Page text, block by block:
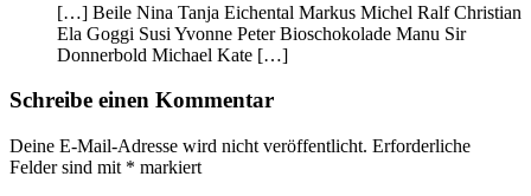
[…] Beile Nina Tanja Eichental Markus Michel Ralf Christian
Ela Goggi Susi Yvonne Peter Bioschokolade Manu Sir
Donnerbold Michael Kate […]
Schreibe einen Kommentar
Deine E-Mail-Adresse wird nicht veröffentlicht. Erforderliche
Felder sind mit * markiert